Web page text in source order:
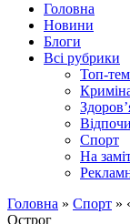
Головна
Новини
Блоги
Всі рубрики
Топ-
Спорт
На
Головна » Спорт »
Острог